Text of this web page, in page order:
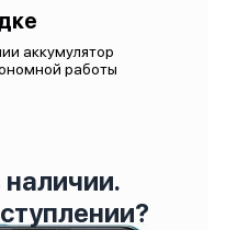
аккумулятор
работы
наличии.